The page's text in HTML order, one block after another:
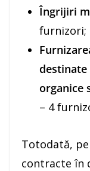
Îngrijiri
furnizori;
organice
– 4
Totodată,
contracte în